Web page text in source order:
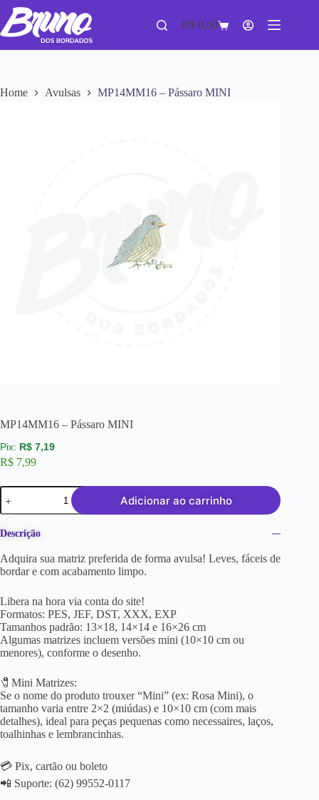
R$ 0,00
Home Avulsas MP14MM16 – Pássaro MINI
MP14MM16 – Pássaro MINI
R$ 7,19
R$ 7,99
Adicionar ao carrinho
Descrição
Adquira sua matriz preferida de forma avulsa! Leves, fáceis de
bordar e com acabamento limpo.
Libera na hora via conta do site!
Formatos: PES, JEF, DST, XXX, EXP
Tamanhos padrão: 13×18, 14×14 e 16×26 cm
Algumas matrizes incluem versões mini (10×10 cm ou
menores), conforme o desenho.
🧷Mini Matrizes:
Se o nome do produto trouxer “Mini” (ex: Rosa Mini), o
tamanho varia entre 2×2 (miúdas) e 10×10 cm (com mais
detalhes), ideal para peças pequenas como necessaires, laços,
toalhinhas e lembrancinhas.
💳 Pix, cartão ou boleto
📲 Suporte: (62) 99552-0117